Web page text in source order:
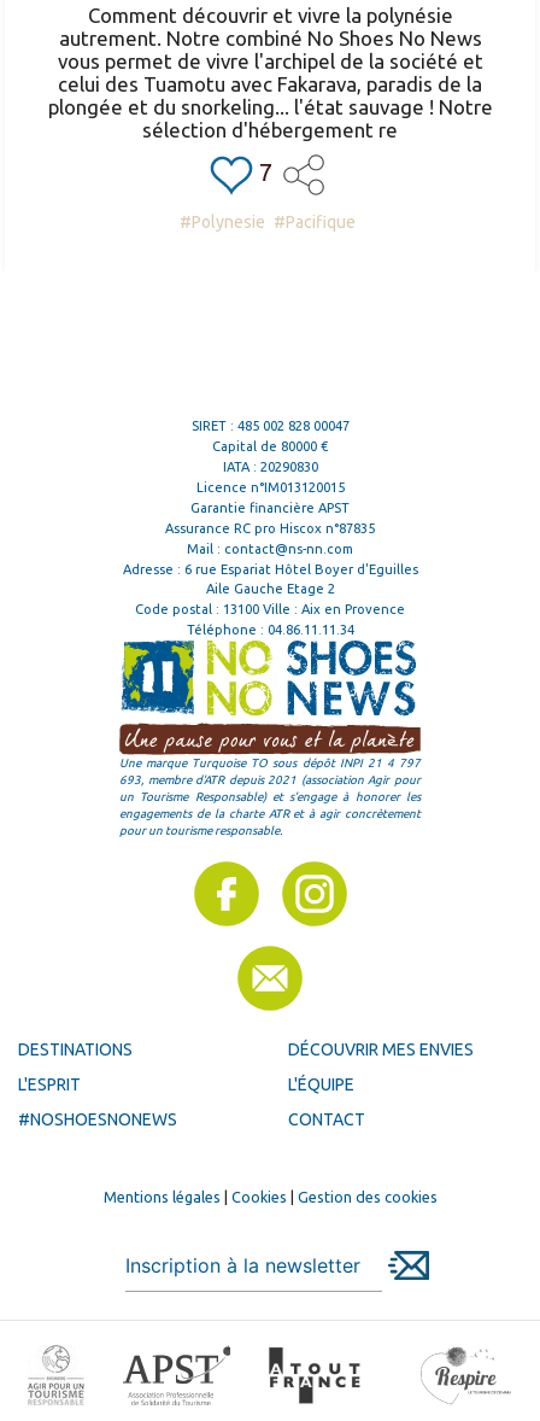
Comment découvrir et vivre la polynésie
autrement. Notre combiné No Shoes No News
vous permet de vivre l'archipel de la société et
celui des Tuamotu avec Fakarava, paradis de la
plongée et du snorkeling... l'état sauvage ! Notre
sélection d'hébergement re
7
#Polynesie #Pacifique
SIRET : 485 002 828 00047
Capital de 80000 €
IATA : 20290830
Licence n°IM013120015
Garantie financière APST
Assurance RC pro Hiscox n°87835
Mail : contact@ns-nn.com
Adresse : 6 rue Espariat Hôtel Boyer d'Eguilles
Aile Gauche Etage 2
Code postal : 13100 Ville : Aix en Provence
Téléphone : 04.86.11.11.34
Une marque Turquoise TO sous dépôt INPI 21 4 797
693, membre d'ATR depuis 2021 (association Agir pour
un Tourisme Responsable) et s'engage à honorer les
engagements de la charte ATR et à agir concrètement
pour un tourisme responsable.
DESTINATIONS
DÉCOUVRIR MES ENVIES
L'ESPRIT
L'ÉQUIPE
#NOSHOESNONEWS
CONTACT
Mentions légales Cookies Gestion des cookies